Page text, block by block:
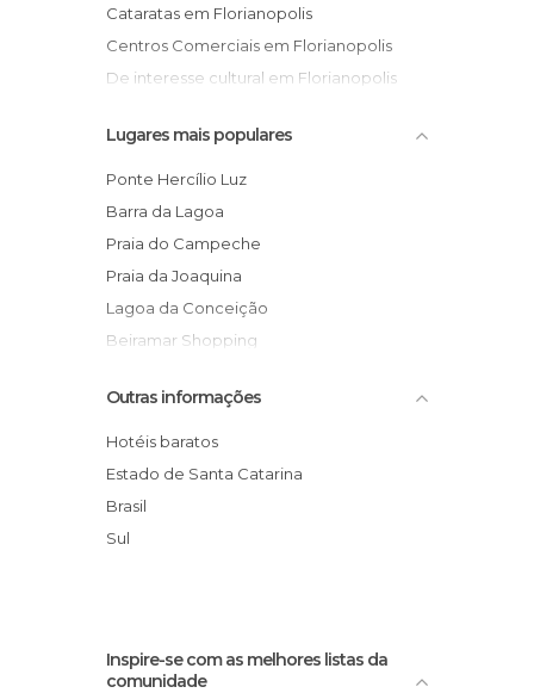
Cataratas em Florianopolis
Centros Comerciais em Florianopolis
De interesse cultural em Florianopolis
Fortalezas em Florianopolis
Igrejas em Florianopolis
Ilhas em Florianopolis
Jardins em Florianopolis
Lagoas em Florianopolis
Lojas em Florianopolis
Mercados em Florianopolis
Monumentos Históricos em Florianopolis
Museus em Florianopolis
Praças em Florianopolis
Praias em Florianopolis
Ruas em Florianopolis
Lugares mais populares
Ponte Hercílio Luz
Barra da Lagoa
Praia do Campeche
Praia da Joaquina
Lagoa da Conceição
Beiramar Shopping
Mercado Público de Florianópolis
Praia Brava
Praia de Daniela
Ilha do Campeche
Praia de Canasvieira
Outras informações
Hotéis baratos
Estado de Santa Catarina
Brasil
Sul
Inspire-se com as melhores listas da
comunidade